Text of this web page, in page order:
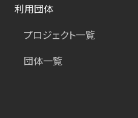
利用団体
プロジェクト一覧
団体一覧